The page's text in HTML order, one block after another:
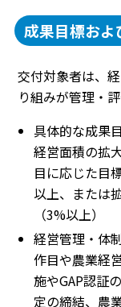
成果目標およ
交付対象者は、
り組みが管理・評
具体的な成果
経営面積の拡
目に応じた目
以上、または
（3%以上）
経営管理・体
作目や農業経
施やGAP認証
定の締結、農